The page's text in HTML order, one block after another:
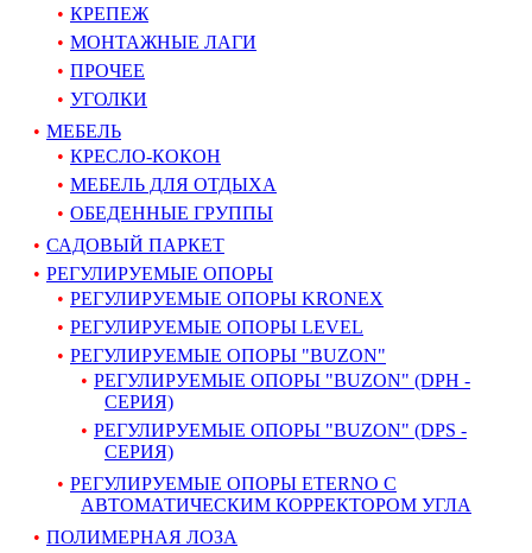
КРЕПЕЖ
МОНТАЖНЫЕ ЛАГИ
ПРОЧЕЕ
УГОЛКИ
МЕБЕЛЬ
КРЕСЛО-КОКОН
МЕБЕЛЬ ДЛЯ ОТДЫХА
ОБЕДЕННЫЕ ГРУППЫ
САДОВЫЙ ПАРКЕТ
РЕГУЛИРУЕМЫЕ ОПОРЫ
РЕГУЛИРУЕМЫЕ ОПОРЫ KRONEX
РЕГУЛИРУЕМЫЕ ОПОРЫ LEVEL
РЕГУЛИРУЕМЫЕ ОПОРЫ "BUZON"
РЕГУЛИРУЕМЫЕ ОПОРЫ "BUZON" (DPH -
СЕРИЯ)
РЕГУЛИРУЕМЫЕ ОПОРЫ "BUZON" (DPS -
СЕРИЯ)
РЕГУЛИРУЕМЫЕ ОПОРЫ ETERNO С
АВТОМАТИЧЕСКИМ КОРРЕКТОРОМ УГЛА
ПОЛИМЕРНАЯ ЛОЗА